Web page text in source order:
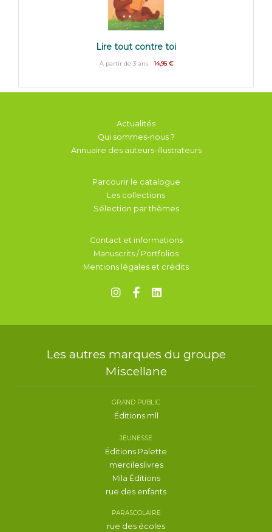
Lire tout contre toi
À partir de 3 ans 14,95 €
Actualités
Qui sommes-nous ?
Annuaire des auteurs-illustrateurs
Parcourir le catalogue
Les collections
Sélection par thèmes
Contact et informations
Manuscrits / Portfolios
Mentions légales et crédits
Les autres marques du groupe
Miscellane
GRAND PUBLIC
Éditions mll
JEUNESSE
Éditions Palette
mercileslivres
Mila Éditions
rue des enfants
PARASCOLAIRE
rue des écoles